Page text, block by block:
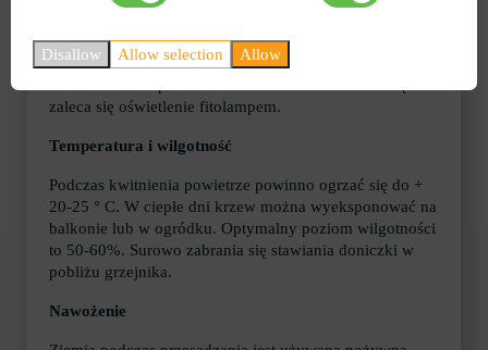
Kultura kocha światło, ale bez oparzeń słonecznych.
Idealnie jest umieścić doniczkę na południowo-
zaleca się oświetlenie fitolampem.
Temperatura i wilgotność
Podczas kwitnienia powietrze powinno ogrzać się do +
20-25 ° C. W ciepłe dni krzew można wyeksponować na
balkonie lub w ogródku. Optymalny poziom wilgotności
to 50-60%. Surowo zabrania się stawiania doniczki w
pobliżu grzejnika.
Nawożenie
Disallow Allow selection Allow